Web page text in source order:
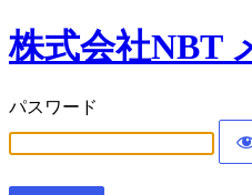
株式会社NBT
パスワード